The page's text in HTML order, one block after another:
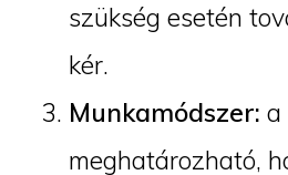
szükség esetén
kér.
Munkamódszer: a
meghatározható,